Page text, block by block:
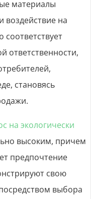
материалы
воздействие на
ответственности,
становясь
на экологически
высоким, причем
предпочтение
свою
выбора